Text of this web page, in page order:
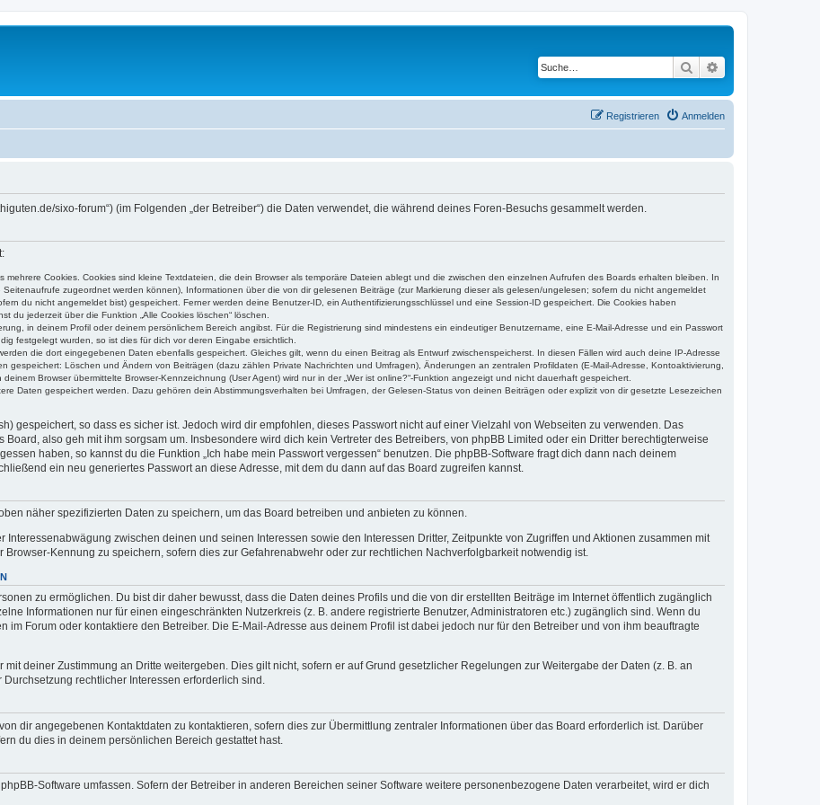
Suche
Anmelden
Registrieren
sixo-forum“) (im Folgenden „der Betreiber“) die Daten verwendet, die während deines Foren-Besuchs gesammelt werden.
Cookies. Cookies sind kleine Textdateien, die dein Browser als temporäre Dateien ablegt und die zwischen den einzelnen Aufrufen des Boards erhalten bleiben. In
zugeordnet werden können), Informationen über die von dir gelesenen Beiträge (zur Markierung dieser als gelesen/ungelesen; sofern du nicht angemeldet
du nicht angemeldet bist) gespeichert. Ferner werden deine Benutzer-ID, ein Authentifizierungsschlüssel und eine Session-ID gespeichert. Die Cookies haben
du jederzeit über die Funktion „Alle Cookies löschen“ löschen.
in deinem Profil oder deinem persönlichem Bereich angibst. Für die Registrierung sind mindestens ein eindeutiger Benutzername, eine E-Mail-Adresse und ein Passwort
festgelegt wurden, so ist dies für dich vor deren Eingabe ersichtlich.
die dort eingegebenen Daten ebenfalls gespeichert. Gleiches gilt, wenn du einen Beitrag als Entwurf zwischenspeicherst. In diesen Fällen wird auch deine IP-Adresse
gespeichert: Löschen und Ändern von Beiträgen (dazu zählen Private Nachrichten und Umfragen), Änderungen an zentralen Profildaten (E-Mail-Adresse, Kontoaktivierung,
Browser übermittelte Browser-Kennzeichnung (User Agent) wird nur in der „Wer ist online?“-Funktion angezeigt und nicht dauerhaft gespeichert.
Daten gespeichert werden. Dazu gehören dein Abstimmungsverhalten bei Umfragen, der Gelesen-Status von deinen Beiträgen oder explizit von dir gesetzte Lesezeichen
gespeichert, so dass es sicher ist. Jedoch wird dir empfohlen, dieses Passwort nicht auf einer Vielzahl von Webseiten zu verwenden. Das
also geh mit ihm sorgsam um. Insbesondere wird dich kein Vertreter des Betreibers, von phpBB Limited oder ein Dritter berechtigterweise
haben, so kannst du die Funktion „Ich habe mein Passwort vergessen“ benutzen. Die phpBB-Software fragt dich dann nach deinem
ein neu generiertes Passwort an diese Adresse, mit dem du dann auf das Board zugreifen kannst.
näher spezifizierten Daten zu speichern, um das Board betreiben und anbieten zu können.
zwischen deinen und seinen Interessen sowie den Interessen Dritter, Zeitpunkte von Zugriffen und Aktionen zusammen mit
Kennung zu speichern, sofern dies zur Gefahrenabwehr oder zur rechtlichen Nachverfolgbarkeit notwendig ist.
zu ermöglichen. Du bist dir daher bewusst, dass die Daten deines Profils und die von dir erstellten Beiträge im Internet öffentlich zugänglich
Informationen nur für einen eingeschränkten Nutzerkreis (z. B. andere registrierte Benutzer, Administratoren etc.) zugänglich sind. Wenn du
im Forum oder kontaktiere den Betreiber. Die E-Mail-Adresse aus deinem Profil ist dabei jedoch nur für den Betreiber und von ihm beauftragte
deiner Zustimmung an Dritte weitergeben. Dies gilt nicht, sofern er auf Grund gesetzlicher Regelungen zur Weitergabe der Daten (z. B. an
rechtlicher Interessen erforderlich sind.
dir angegebenen Kontaktdaten zu kontaktieren, sofern dies zur Übermittlung zentraler Informationen über das Board erforderlich ist. Darüber
du dies in deinem persönlichen Bereich gestattet hast.
Software umfassen. Sofern der Betreiber in anderen Bereichen seiner Software weitere personenbezogene Daten verarbeitet, wird er dich